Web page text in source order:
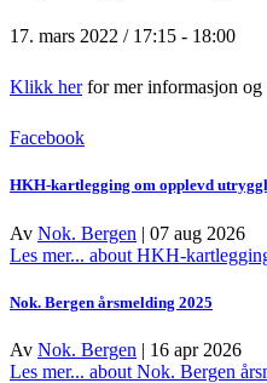
17. mars 2022 / 17:15 - 18:00
Klikk herfor mer informasjon og
Facebook
HKH-kartlegging om opplevd
Av Nok. Bergen | 07 aug 2026
Les mer... about HKH-
Nok. Bergen årsmelding 2025
Av Nok. Bergen | 16 apr 2026
Les mer... about Nok. Bergen